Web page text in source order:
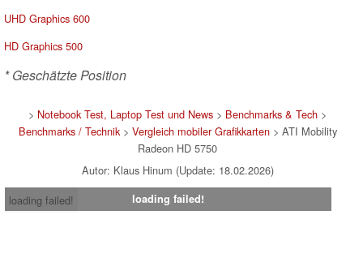
UHD Graphics 600
HD Graphics 500
* Geschätzte Position
> Notebook Test, Laptop Test und News > Benchmarks & Tech >
Benchmarks / Technik> Vergleich mobiler Grafikkarten> ATI Mobility
Radeon HD 5750
Autor: Klaus Hinum (Update: 18.02.2026)
loading failed!
loading failed!